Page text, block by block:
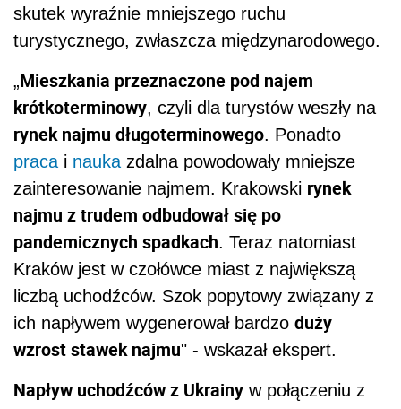
skutek wyraźnie mniejszego ruchu
turystycznego, zwłaszcza międzynarodowego.
„Mieszkania przeznaczone pod najem
krótkoterminowy, czyli dla turystów weszły na
rynek najmu długoterminowego. Ponadto
praca i nauka zdalna powodowały mniejsze
zainteresowanie najmem. Krakowski rynek
najmu z trudem odbudował się po
pandemicznych spadkach. Teraz natomiast
Kraków jest w czołówce miast z największą
liczbą uchodźców. Szok popytowy związany z
ich napływem wygenerował bardzo duży
wzrost stawek najmu" - wskazał ekspert.
Napływ uchodźców z Ukrainy w połączeniu z